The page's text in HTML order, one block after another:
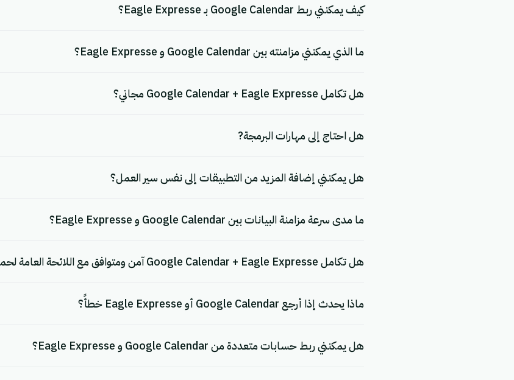
كيف يمكنني ربط Google Calendar بـ Eagle Expresse؟
ما الذي يمكنني مزامنته بين Google Calendar و Eagle Expresse؟
هل تكامل Google Calendar + Eagle Expresse مجاني؟
هل احتاج إلى مهارات البرمجة?
هل يمكنني إضافة المزيد من التطبيقات إلى نفس سير العمل؟
ما مدى سرعة مزامنة البيانات بين Google Calendar و Eagle Expresse؟
هل تكامل Google Calendar + Eagle Expresse آمن ومتوافق مع اللائحة العامة لحماية البيانات (GDPR)؟
ماذا يحدث إذا أرجع Google Calendar أو Eagle Expresse خطأً؟
هل يمكنني ربط حسابات متعددة من Google Calendar و Eagle Expresse؟